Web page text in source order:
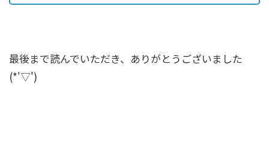
最後まで読んでいただき、ありがとうございました
(*'▽')